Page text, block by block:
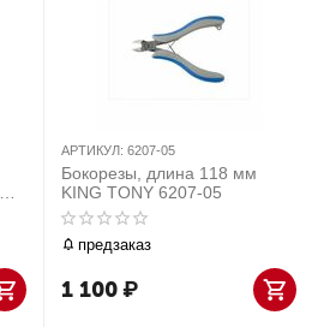
АРТИКУЛ: 6207-05
Бокорезы, длина 118 мм
KING TONY 6207-05
предзаказ
1 100₽